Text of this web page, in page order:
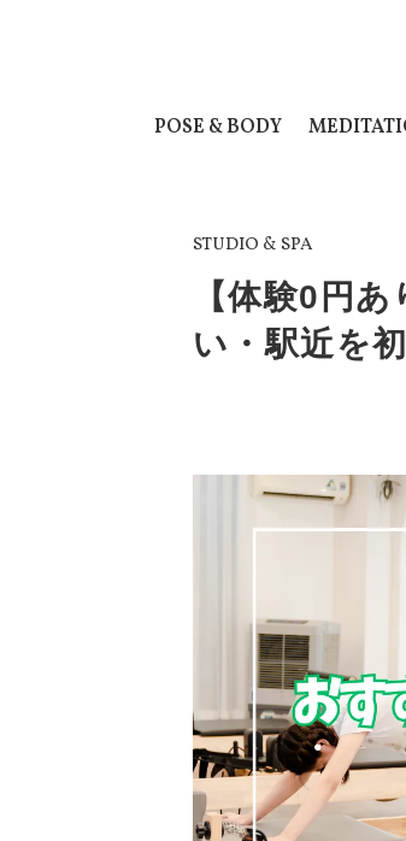
POSE & BODY
STUDIO & SPA
【体験0円
い・駅近を